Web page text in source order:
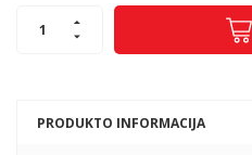
PRODUKTO INFORMACIJA